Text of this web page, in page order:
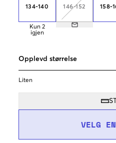
134-140
Kun 2
igjen
146-152 158-
Opplevd størrelse
Liten
VELG